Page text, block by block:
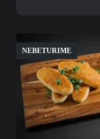
NEBETURIME